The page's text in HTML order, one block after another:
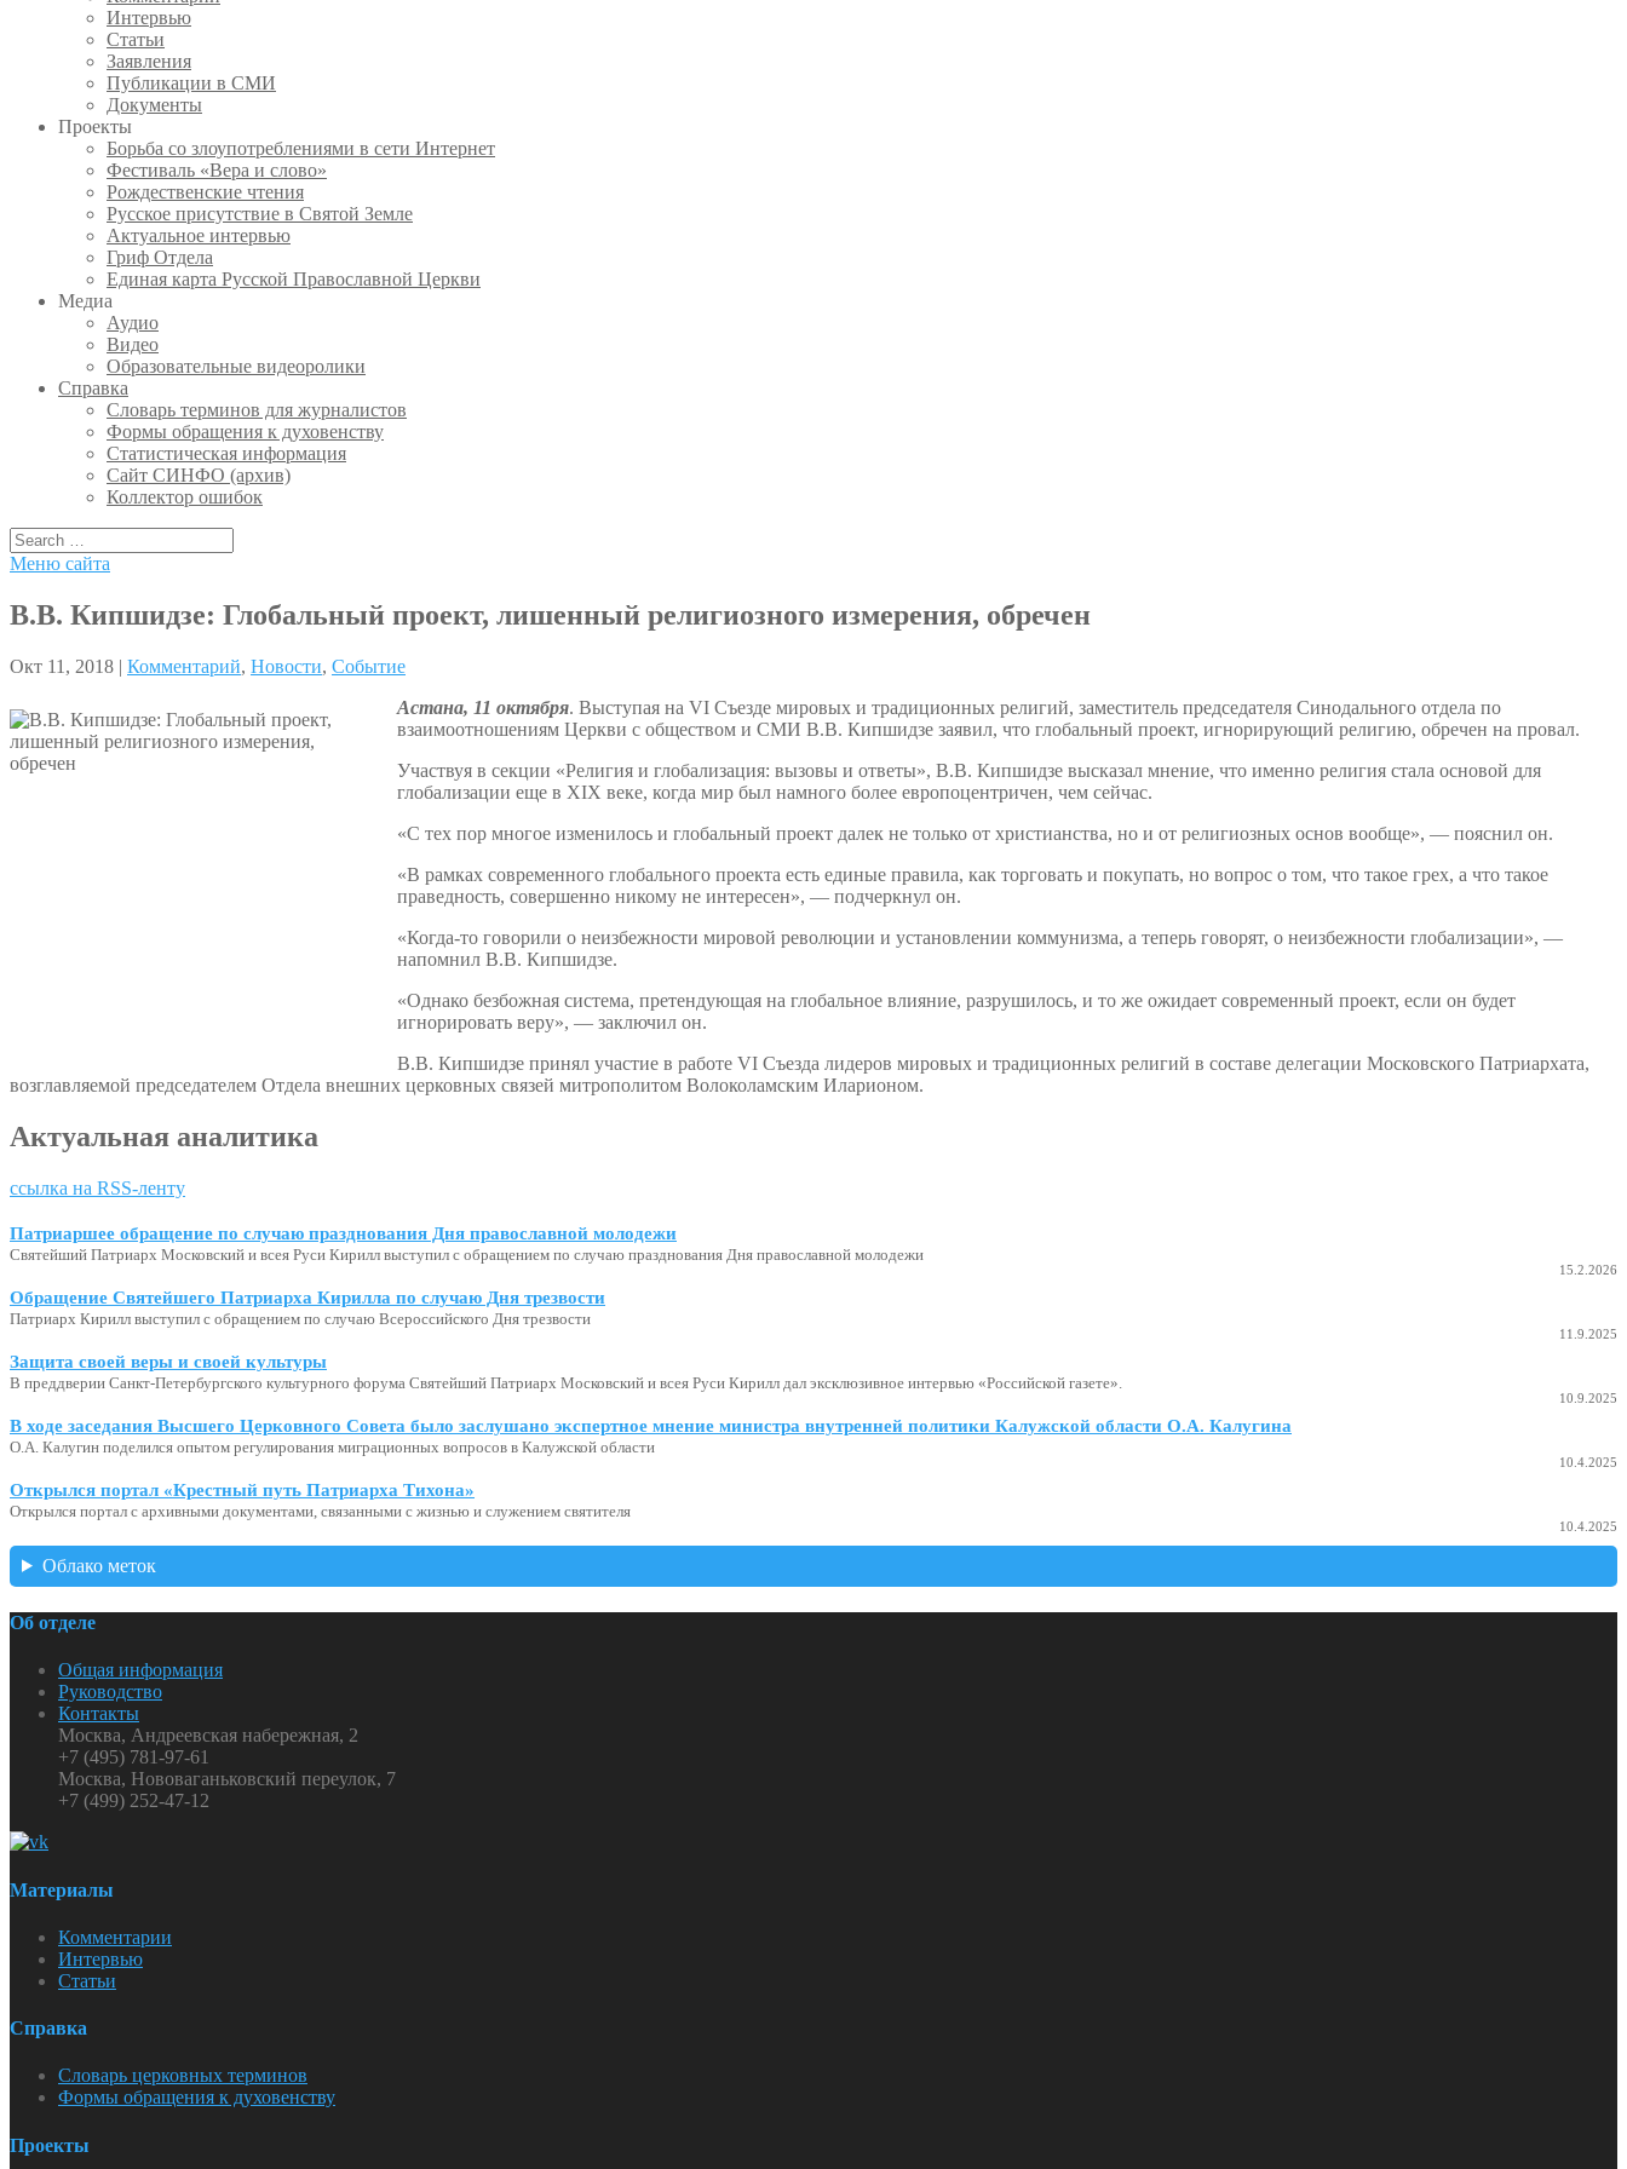
Интервью
Статьи
Заявления
Публикации в СМИ
Документы
Проекты
Борьба со злоупотреблениями в сети Интернет
Фестиваль «Вера и слово»
Рождественские чтения
Русское присутствие в Святой Земле
Актуальное интервью
Гриф Отдела
Единая карта Русской Православной Церкви
Медиа
Аудио
Видео
Образовательные видеоролики
Справка
Словарь терминов для журналистов
Формы обращения к духовенству
Статистическая информация
Сайт СИНФО (архив)
Коллектор ошибок
Меню сайта
В.В. Кипшидзе: Глобальный проект, лишенный религиозного измерения, обречен
Окт 11, 2018 | Комментарий, Новости, Событие
Астана, 11 октября. Выступая на VI Съезде мировых и традиционных религий, заместитель председателя Синодального отдела по
взаимоотношениям Церкви с обществом и СМИ В.В. Кипшидзе заявил, что глобальный проект, игнорирующий религию, обречен на провал.
Участвуя в секции «Религия и глобализация: вызовы и ответы», В.В. Кипшидзе высказал мнение, что именно религия стала основой для
глобализации еще в XIX веке, когда мир был намного более европоцентричен, чем сейчас.
«С тех пор многое изменилось и глобальный проект далек не только от христианства, но и от религиозных основ вообще», — пояснил он.
«В рамках современного глобального проекта есть единые правила, как торговать и покупать, но вопрос о том, что такое грех, а что такое
праведность, совершенно никому не интересен», — подчеркнул он.
«Когда-то говорили о неизбежности мировой революции и установлении коммунизма, а теперь говорят, о неизбежности глобализации», —
напомнил В.В. Кипшидзе.
«Однако безбожная система, претендующая на глобальное влияние, разрушилось, и то же ожидает современный проект, если он будет
игнорировать веру», — заключил он.
В.В. Кипшидзе принял участие в работе VI Съезда лидеров мировых и традиционных религий в составе делегации Московского Патриархата,
возглавляемой председателем Отдела внешних церковных связей митрополитом Волоколамским Иларионом.
Актуальная аналитика
ссылка на RSS-ленту
Патриаршее обращение по случаю празднования Дня православной молодежи
Святейший Патриарх Московский и всея Руси Кирилл выступил с обращением по случаю празднования Дня православной молодежи
15.2.2026
Обращение Святейшего Патриарха Кирилла по случаю Дня трезвости
Патриарх Кирилл выступил с обращением по случаю Всероссийского Дня трезвости
11.9.2025
Защита своей веры и своей культуры
В преддверии Санкт-Петербургского культурного форума Святейший Патриарх Московский и всея Руси Кирилл дал эксклюзивное интервью «Российской газете».
10.9.2025
В ходе заседания Высшего Церковного Совета было заслушано экспертное мнение министра внутренней политики Калужской области О.А. Калугина
О.А. Калугин поделился опытом регулирования миграционных вопросов в Калужской области
10.4.2025
Открылся портал «Крестный путь Патриарха Тихона»
Открылся портал с архивными документами, связанными с жизнью и служением святителя
10.4.2025
Облако меток
Об отделе
Общая информация
Руководство
Контакты
Москва, Андреевская набережная, 2
+7 (495) 781-97-61
Москва, Нововаганьковский переулок, 7
+7 (499) 252-47-12
Материалы
Комментарии
Интервью
Статьи
Справка
Словарь церковных терминов
Формы обращения к духовенству
Проекты